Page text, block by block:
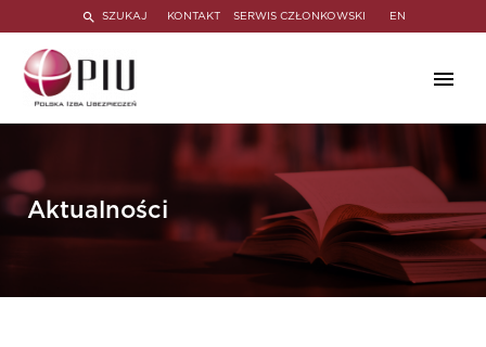
SZUKAJ KONTAKT SERWIS CZŁONKOWSKI EN
Aktualności